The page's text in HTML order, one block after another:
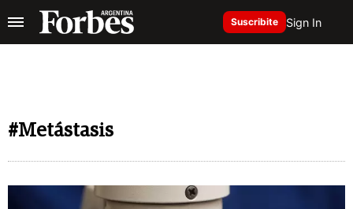
Suscribite Sign In
#Metástasis